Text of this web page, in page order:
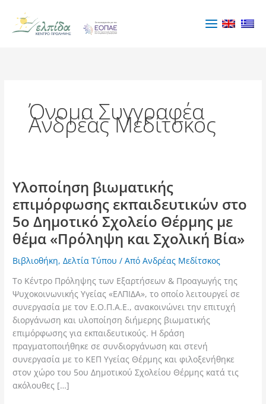
περιεχόμενο
Όνομα Συγγραφέα
Ανδρέας Μεδίτσκος
Υλοποίηση βιωματικής
επιμόρφωσης εκπαιδευτικών στο
5ο Δημοτικό Σχολείο Θέρμης με
θέμα «Πρόληψη και Σχολική Βία»
Βιβλιοθήκη,Δελτία Τύπου / ΑπόΑνδρέας Μεδίτσκος
Το Κέντρο Πρόληψης των Εξαρτήσεων & Προαγωγής της
Ψυχοκοινωνικής Υγείας «ΕΛΠΙΔΑ», το οποίο λειτουργεί σε
συνεργασία με τον Ε.Ο.Π.Α.Ε., ανακοινώνει την επιτυχή
διοργάνωση και υλοποίηση διήμερης βιωματικής
επιμόρφωσης για εκπαιδευτικούς. Η δράση
πραγματοποιήθηκε σε συνδιοργάνωση και στενή
συνεργασία με το ΚΕΠ Υγείας Θέρμης και φιλοξενήθηκε
στον χώρο του 5ου Δημοτικού Σχολείου Θέρμης κατά τις
ακόλουθες […]
Υλοποίηση
βιωματικής
επιμόρφωσης
εκπαιδευτικών
στο
Δημοτικό
Σχολείο
Θέρμης
θέμα
«Πρόληψη
Σχολική